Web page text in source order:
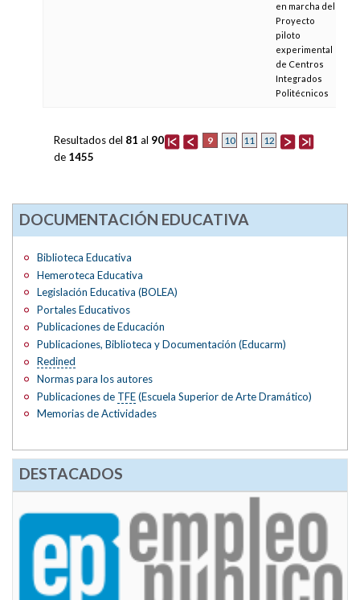
en marcha del
Proyecto
piloto
experimental
de Centros
Integrados
Politécnicos
9 10 11 12
Resultados del 81 al 90
de 1455
DOCUMENTACIÓN EDUCATIVA
Biblioteca Educativa
Hemeroteca Educativa
Legislación Educativa (BOLEA)
Portales Educativos
Publicaciones de Educación
Publicaciones, Biblioteca y Documentación (Educarm)
Redined
Normas para los autores
Publicaciones de TFE(Escuela Superior de Arte Dramático)
Memorias de Actividades
DESTACADOS